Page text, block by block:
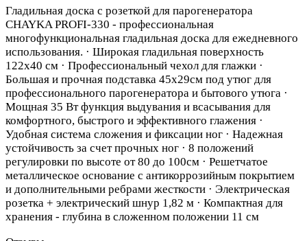
Гладильная доска с розеткой для парогенератора
CHAYKA PROFI-330 - профессиональная
многофункциональная гладильная доска для ежедневного
использования. · Широкая гладильная поверхность
122х40 см · Профессиональный чехол для глажки ·
Большая и прочная подставка 45х29см под утюг для
профессионального парогенератора и бытового утюга ·
Мощная 35 Вт функция выдувания и всасывания для
комфортного, быстрого и эффективного глажения ·
Удобная система сложения и фиксации ног · Надежная
устойчивость за счет прочных ног · 8 положений
регулировки по высоте от 80 до 100см · Решетчатое
металлическое основание с антикоррозийным покрытием
и дополнительными ребрами жесткости · Электрическая
розетка + электрический шнур 1,82 м · Компактная для
хранения - глубина в сложенном положении 11 см